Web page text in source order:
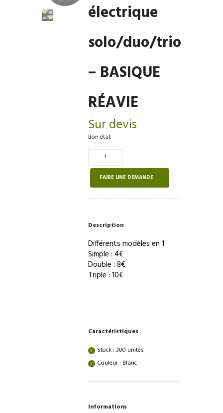
électrique
solo/duo/trio
– BASIQUE
RÉAVIE
Sur devis
Bon état
Quantité
de
électrique
RÉAVIE
FAIRE UNE DEMANDE
Description
Différents modèles en 1
Simple : 4€
Double : 8€
Triple : 10€
Caractéristiques
Stock : 300 unités
Couleur : Blanc
Informations